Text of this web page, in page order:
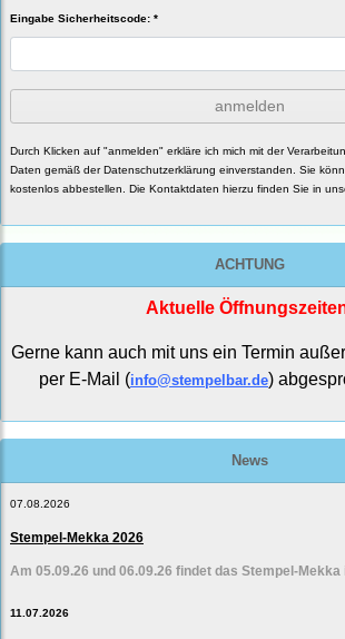
Eingabe Sicherheitscode: *
anmelden
Durch Klicken auf "anmelden" erkläre ich mich mit der
Daten gemäß derDatenschutzerklärung einverstanden. Sie
kostenlos abbestellen. Die Kontaktdaten hierzu finden Sie in
ACHTUNG
Aktuelle
Gerne kann auch mit uns ein Termin
per E-Mail (info@stempelbar.de)
News
07.08.2026
Stempel-Mekka 2026
Am 05.09.26 und 06.09.26 findet das Stempel-
11.07.2026